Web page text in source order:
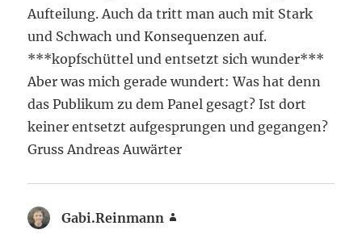
Aufteilung. Auch da tritt man auch mit Stark
und Schwach und Konsequenzen auf.
***kopfschüttel und entsetzt sich wunder***
Aber was mich gerade wundert: Was hat denn
das Publikum zu dem Panel gesagt? Ist dort
keiner entsetzt aufgesprungen und gegangen?
Gruss Andreas Auwärter
Gabi.Reinmann